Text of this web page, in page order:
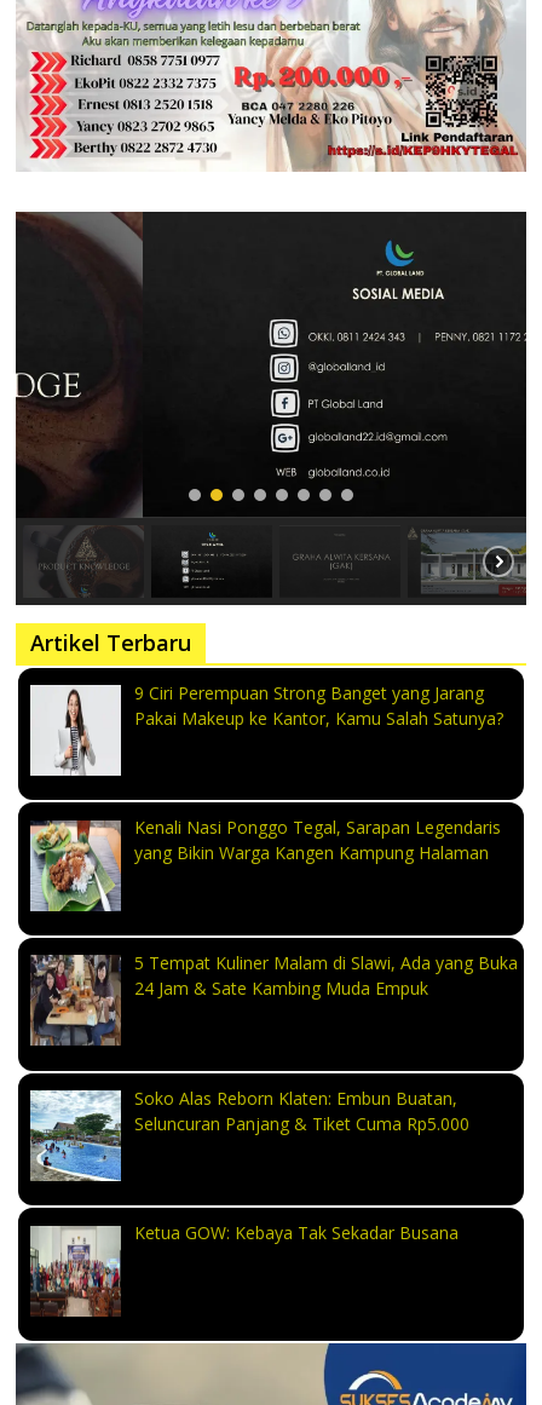
Artikel Terbaru
9 Ciri Perempuan Strong Banget yang Jarang
Pakai Makeup ke Kantor, Kamu Salah Satunya?
Kenali Nasi Ponggo Tegal, Sarapan Legendaris
yang Bikin Warga Kangen Kampung Halaman
5 Tempat Kuliner Malam di Slawi, Ada yang Buka
24 Jam & Sate Kambing Muda Empuk
Soko Alas Reborn Klaten: Embun Buatan,
Seluncuran Panjang & Tiket Cuma Rp5.000
Ketua GOW: Kebaya Tak Sekadar Busana